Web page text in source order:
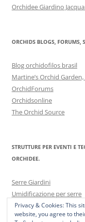
Orchidee Giardino
ORCHIDS BLOGS, FORUMS,
Blog orchidofilos brasil
Martine’s Orchid
OrchidForums
Orchidsonline
The Orchid Source
STRUTTURE PER EVENTI E
ORCHIDEE.
Serre Giardini
Umidificazione per serre
Privacy & Cookies: This
website, you agree to